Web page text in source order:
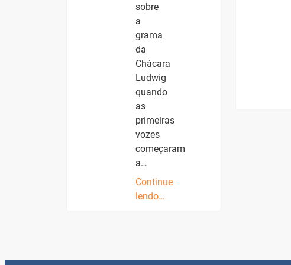
sobre
a
grama
da
Chácara
Ludwig
quando
as
primeiras
vozes
começaram
a…
Continue
lendo…